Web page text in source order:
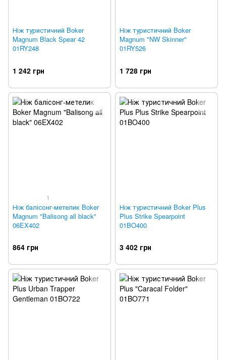
Ніж туристичний Boker
Magnum Black Spear 42
01RY248
1 242 грн
Ніж туристичний Boker
Magnum "NW Skinner"
01RY526
1 728 грн
1
Ніж балісонг-метелик Boker
Magnum "Balisong all black"
06EX402
864 грн
Ніж туристичний Boker Plus
Plus Strike Spearpoint
01BO400
3 402 грн